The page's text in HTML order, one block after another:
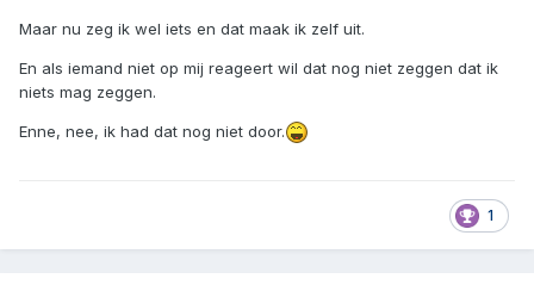
Maar nu zeg ik wel iets en dat maak ik zelf uit.
En als iemand niet op mij reageert wil dat nog niet zeggen dat ik
niets mag zeggen.
Enne, nee, ik had dat nog niet door.
1